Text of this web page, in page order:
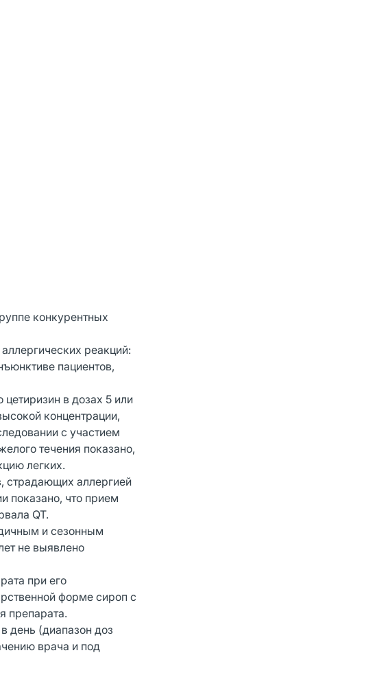
конкурентных
реакций:
пациентов,
в дозах 5 или
концентрации,
с участием
течения показано,
легких.
страдающих аллергией
показано, что прием
QT.
и сезонным
не выявлено
при его
форме сироп с
препарата.
день (диапазон доз
врача и под